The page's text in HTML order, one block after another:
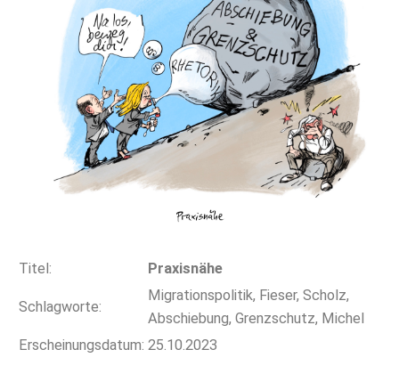
Titel: Praxisnähe
Schlagworte:
Migrationspolitik, Fieser, Scholz,
Abschiebung, Grenzschutz, Michel
Erscheinungsdatum: 25.10.2023